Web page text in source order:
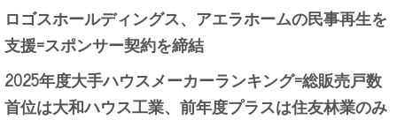
ロゴスホールディングス、アエラホームの民事再生を
支援=スポンサー契約を締結
2025年度大手ハウスメーカーランキング=総販売戸数
首位は大和ハウス工業、前年度プラスは住友林業のみ